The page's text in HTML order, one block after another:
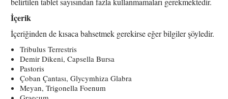
İçerik
İçeriğinden de kısaca bahsetmek gerekirse eğer bilgiler şöyledir.
Tribulus Terrestris
Demir Dikeni, Capsella Bursa
Pastoris
Çoban Çantası, Glycymhiza Glabra
Meyan, Trigonella Foenum